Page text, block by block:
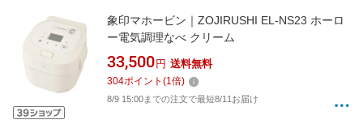
象印マホービン｜ZOJIRUSHI EL-NS23 ホーロ
ー電気調理なべ クリーム
33,500 円 送料無料
304ポイント (1倍)
8/9 15:00までの注文で最短8/11お届け